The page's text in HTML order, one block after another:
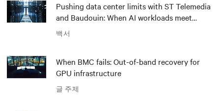
백서
Pushing data center limits with ST Telemedia
and Baudouin: When AI workloads meet
outdated critical power infrastructure
글 주제
When BMC fails: Out-of-band recovery for
GPU infrastructure